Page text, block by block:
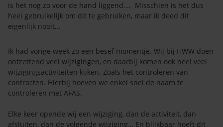
is het nog zo voor de hand liggend…. Misschien is het dus
heel gebruikelijk om dit te gebruiken, maar ik deed dit
eigenlijk nooit...
Ik had vorige week zo een besef momentje. Wij bij HWW doen
ontzettend veel wijzigingen, en daarbij komen ook heel veel
wijzigingsactiviteiten kijken. Zoals het controleren van
contracten. Hierbij hoeven we enkel snel de naam te
controleren met AFAS.
Elke keer opende wij een wijziging, dan de activiteit, dan
afsluiten, dan de volgende wijziging… En blijkbaar hoeft dit